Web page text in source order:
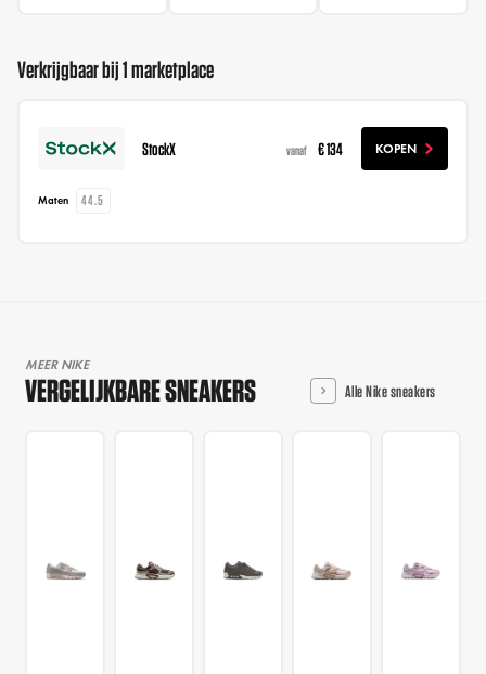
Verkrijgbaar bij 1 marketplace
StockX vanaf € 134 KOPEN
Maten 44.5
MEER NIKE
VERGELIJKBARE SNEAKERS Alle Nike sneakers